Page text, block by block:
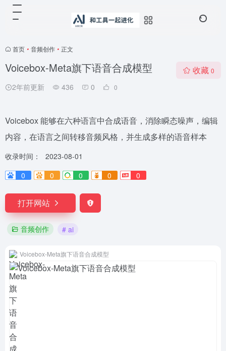
首页 • 音频创作 • 正文
Voicebox-Meta旗下语音合成模型
2年前更新 436 0 0
收藏 0
Voicebox 能够在六种语言中合成语音，消除瞬态噪声，编辑
内容，在语言之间转移音频风格，并生成多样的语音样本
收录时间：
2023-08-01
0
0 0 0 0
打开网站
音频创作 # ai
Voicebox-Meta旗下语音合成模型